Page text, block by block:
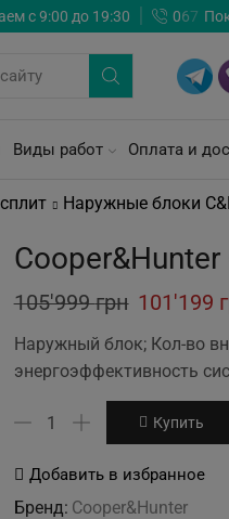
с 9:00 до 19:30 067
Виды работ Оплата и
Наружные блоки
105'999грн Original
price
was:
105'999
101'199
Наружный блок; Кол-во
энергоэффективность
Количество
Cooper&Hunter
CHML-
Купить
Добавить в избранное
Бренд: Cooper&Hunter